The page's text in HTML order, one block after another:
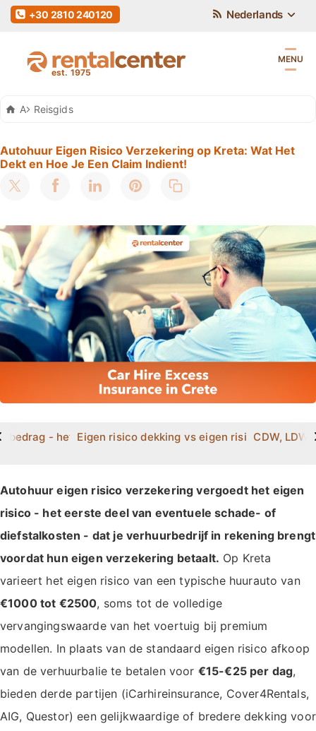
Auto Huren Kreta
Reisgids
Autohuur Eigen Risico Verzekering op Kreta: Wat Het
Dekt en Hoe Je Een Claim Indient!
bedrag - hetzelfde, andere naam
Eigen risico dekking vs eigen risico afkoop -
CDW,
Autohuur eigen risico verzekering vergoedt het eigen
risico - het eerste deel van eventuele schade- of
diefstalkosten - dat je verhuurbedrijf in rekening brengt
voordat hun eigen verzekering betaalt. Op Kreta
varieert het eigen risico van een typische huurauto van
€1000 tot €2500, soms tot de volledige
vervangingswaarde van het voertuig bij premium
modellen. In plaats van de standaard eigen risico afkoop
van de verhuurbalie te betalen voor €15-€25 per dag,
bieden derde partijen (iCarhireinsurance, Cover4Rentals,
AIG, Questor) een gelijkwaardige of bredere dekking voor
Nederlands
+30 2810 240120
MENU